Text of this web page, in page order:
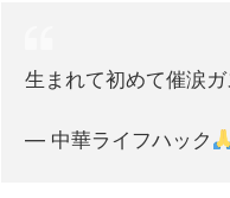
生まれて初めて催涙
— 中華ライフハック